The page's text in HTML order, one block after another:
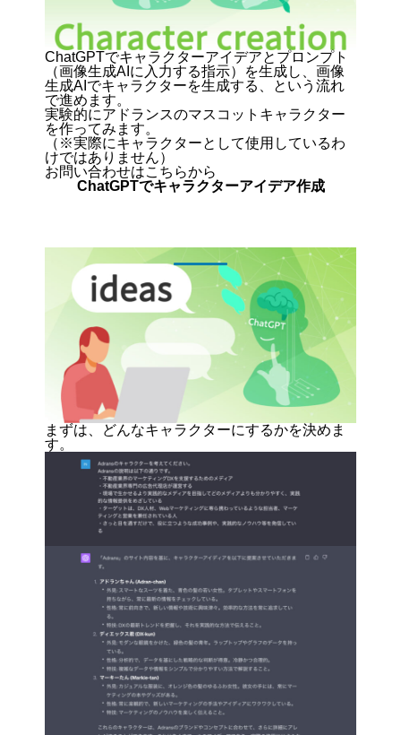
ChatGPTでキャラクターアイデアとプロンプト
（画像生成AIに入力する指示）を生成し、画像
生成AIでキャラクターを生成する、という流れ
で進めます。
実験的にアドランスのマスコットキャラクター
を作ってみます。
（※実際にキャラクターとして使用しているわ
けではありません）
お問い合わせはこちらから
ChatGPTでキャラクターアイデア作成
まずは、どんなキャラクターにするかを決めま
す。